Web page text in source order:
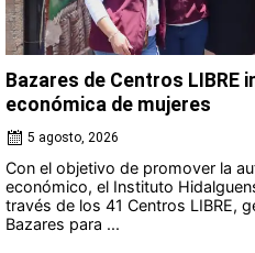
Bazares de Centros LIBRE
económica de mujeres
5 agosto, 2026
Con el objetivo de promover la
económico, el Instituto
través de los 41 Centros LIBRE,
Bazares para ...